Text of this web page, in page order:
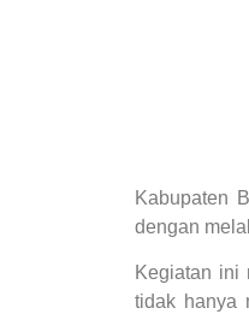
Kabupaten
dengan
Kegiatan ini
tidak hanya